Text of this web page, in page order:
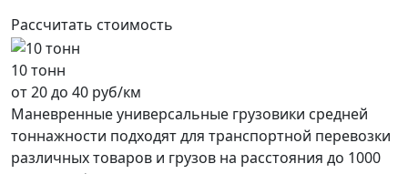
Рассчитать стоимость
10 тонн
от 20 до 40 руб/км
Маневренные универсальные грузовики средней
тоннажности подходят для транспортной перевозки
различных товаров и грузов на расстояния до 1000